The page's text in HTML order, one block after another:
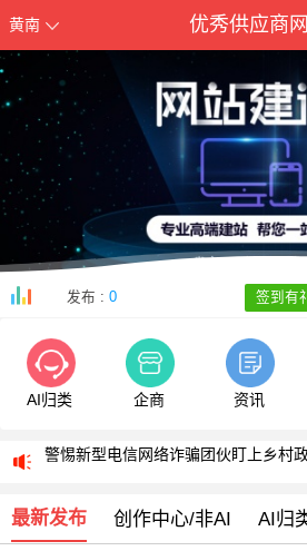
黄南 优秀供应商网
发布 :0 签到有
AI归类 企商 资讯
我司部分服务号码停止使用通知 [05
警惕新型电信网络诈骗团伙盯上乡村
我司部分服务号码停止使用通知 [05
最新发布 创作中心/非AI AI归